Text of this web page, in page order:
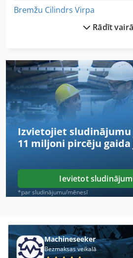
Bremžu Cilindrs Virpa
Brevini Pārnesumu Planetārā
Durvju Ražošana
Enerģijas Ražošana
Karuselis
Matra Presse
Nospiediet Bremžu + Eclair
Pagrieziena Koka Virpas
Prisma
Prizmas Malšanas Griezēji
Rādīt
Izvietojiet sludinājumu
11 miljoni pircēju
Ievietot
*par sludinājumu/mēnesī
Machineseeker
Bezmaksas veikalā